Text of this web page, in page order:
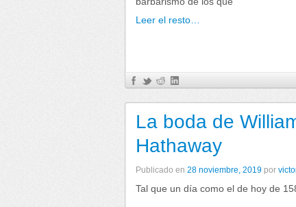
Leer el resto…
La boda de
Hathaway
Publicado en 28 noviembre, 2019 por
Tal que un día como el de hoy de